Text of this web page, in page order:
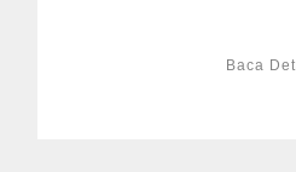
Baca